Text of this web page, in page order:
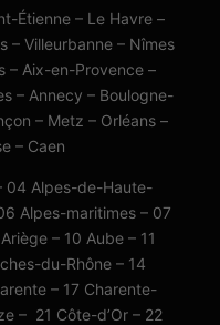
Étienne – Le Havre –
– Villeurbanne – Nîmes
– Aix-en-Provence –
– Annecy – Boulogne-
– Metz – Orléans –
– Caen
04 Alpes-de-Haute-
Alpes-maritimes – 07
– 10 Aube – 11
du-Rhône – 14
– 17 Charente-
– 21 Côte-d’Or – 22